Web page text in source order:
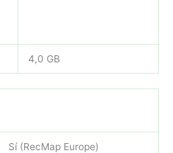
4,0 GB
Sí (RecMap Europe)